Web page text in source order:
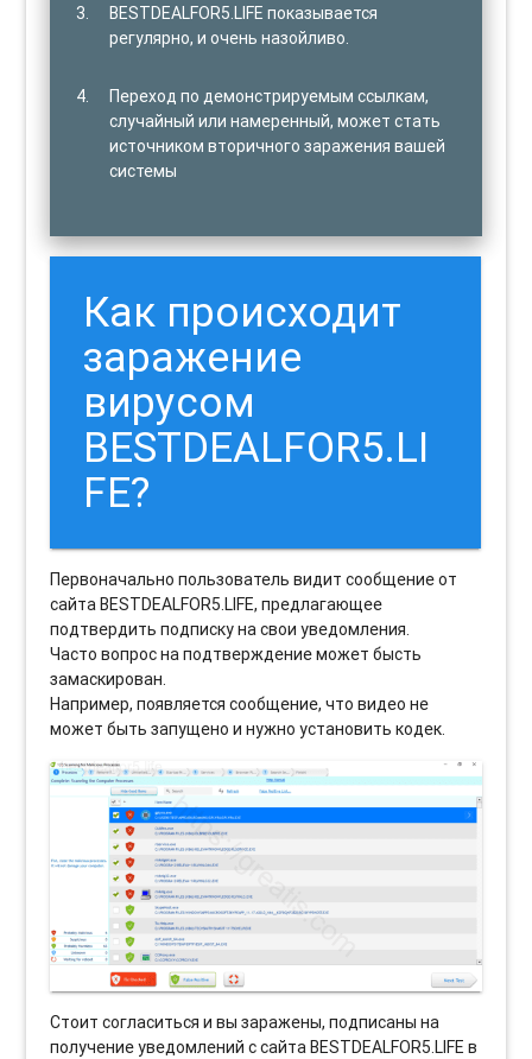
BESTDEALFOR5.LIFE показывается
регулярно, и очень назойливо.
Переход по демонстрируемым ссылкам,
случайный или намеренный, может стать
источником вторичного заражения вашей
системы
Как происходит
заражение
вирусом
BESTDEALFOR5.LI
FE?
Первоначально пользователь видит сообщение от
сайта BESTDEALFOR5.LIFE, предлагающее
подтвердить подписку на свои уведомления.
Часто вопрос на подтверждение может бысть
замаскирован.
Например, появляется сообщение, что видео не
может быть запущено и нужно установить кодек.
Стоит согласиться и вы заражены, подписаны на
получение уведомлений с сайта BESTDEALFOR5.LIFE в